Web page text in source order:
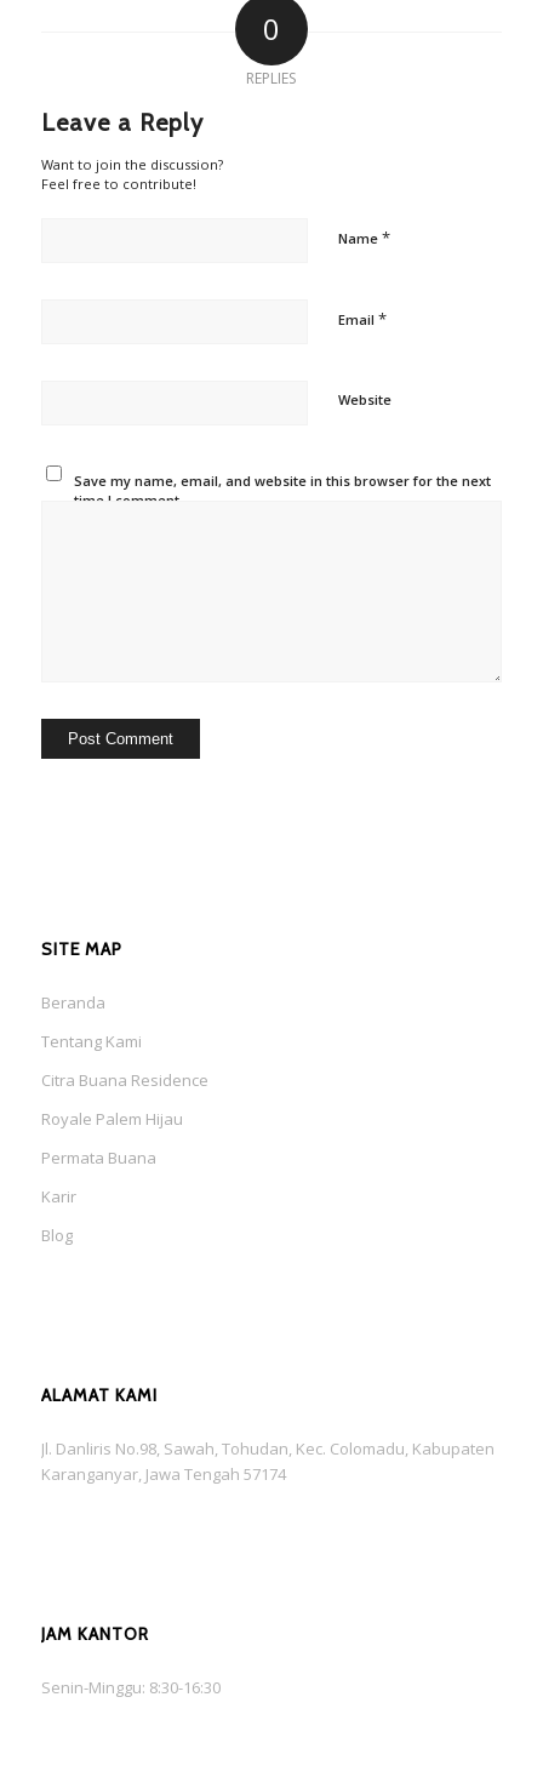
0
REPLIES
Leave a Reply
Want to join the discussion?
Feel free to contribute!
Name *
Email *
Website
Save my name, email, and website in this browser for the next
time I comment.
SITE MAP
Beranda
Tentang Kami
Citra Buana Residence
Royale Palem Hijau
Permata Buana
Karir
Blog
ALAMAT KAMI
Jl. Danliris No.98, Sawah, Tohudan, Kec. Colomadu, Kabupaten
Karanganyar, Jawa Tengah 57174
JAM KANTOR
Senin-Minggu: 8:30-16:30